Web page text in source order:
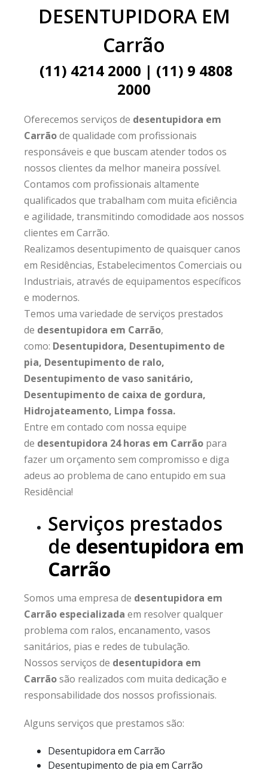
DESENTUPIDORA EM
Carrão
(11) 4214 2000 | (11) 9 4808
2000
Oferecemos serviços de desentupidora em
Carrãode qualidade com profissionais
responsáveis e que buscam atender todos os
nossos clientes da melhor maneira possível.
Contamos com profissionais altamente
qualificados que trabalham com muita eficiência
e agilidade, transmitindo comodidade aos nossos
clientes em Carrão.
Realizamos desentupimento de quaisquer canos
em Residências, Estabelecimentos Comerciais ou
Industriais, através de equipamentos específicos
e modernos.
Temos uma variedade de serviços prestados
de desentupidora em Carrão,
como: Desentupidora, Desentupimento de
pia, Desentupimento de ralo,
Desentupimento de vaso sanitário,
Desentupimento de caixa de gordura,
Hidrojateamento, Limpa fossa.
Entre em contado com nossa equipe
de desentupidora 24 horas em Carrão para
fazer um orçamento sem compromisso e diga
adeus ao problema de cano entupido em sua
Residência!
Serviços prestados
de desentupidora em
Carrão
Somos uma empresa de desentupidora em
Carrão especializada em resolver qualquer
problema com ralos, encanamento, vasos
sanitários, pias e redes de tubulação.
Nossos serviços de desentupidora em
Carrãosão realizados com muita dedicação e
responsabilidade dos nossos profissionais.
Alguns serviços que prestamos são:
Desentupidora em Carrão
Desentupimento de pia em Carrão